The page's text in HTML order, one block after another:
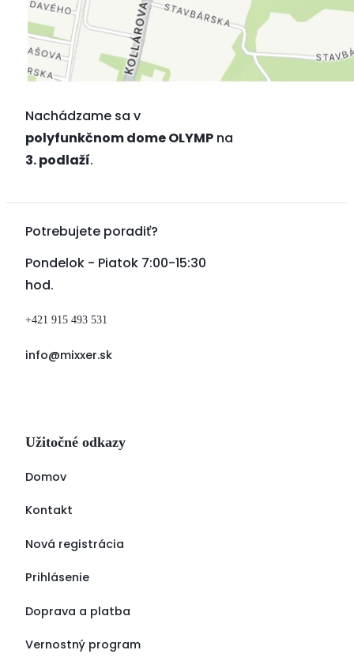
Nachádzame sa v
polyfunkčnom dome OLYMP na
3. podlaží.
Potrebujete poradiť?
Pondelok - Piatok 7:00-15:30
hod.
+421 915 493 531
info@mixxer.sk
Užitočné odkazy
Domov
Kontakt
Nová registrácia
Prihlásenie
Doprava a platba
Vernostný program